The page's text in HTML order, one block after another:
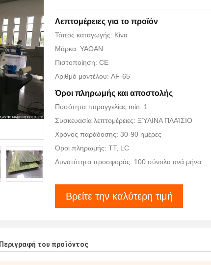
Λεπτομέρειες για το προϊόν
Τόπος καταγωγής: Κίνα
Μάρκα: YAOAN
Πιστοποίηση: CE
Αριθμό μοντέλου: AF-65
Όροι πληρωμής και αποστολής
Ποσότητα παραγγελίας min: 1
Συσκευασία λεπτομέρειες: ΞΎΛΙΝΑ ΠΛΑΊΣΙΟ
Χρόνος παράδοσης: 30-90 ημέρες
Όροι πληρωμής: TT, LC
Δυνατότητα προσφοράς: 100 σύνολα ανά μήνα
Βρείτε την καλύτερη τιμή
Περιγραφή του προϊόντος